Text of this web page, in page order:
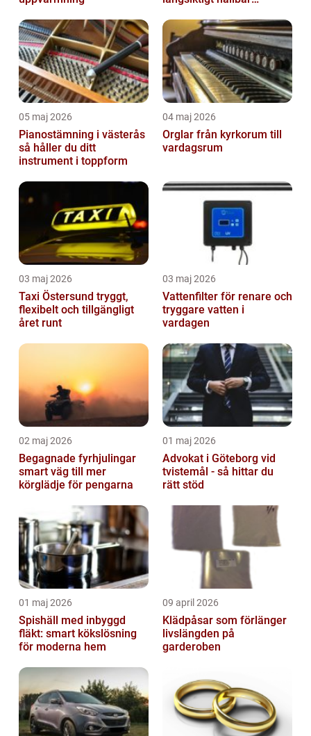
05 maj 2026
Pianostämning i västerås
så håller du ditt
instrument i toppform
04 maj 2026
Orglar från kyrkorum till
vardagsrum
03 maj 2026
Taxi Östersund tryggt,
flexibelt och tillgängligt
året runt
03 maj 2026
Vattenfilter för renare och
tryggare vatten i
vardagen
02 maj 2026
Begagnade fyrhjulingar
smart väg till mer
körglädje för pengarna
01 maj 2026
Advokat i Göteborg vid
tvistemål - så hittar du
rätt stöd
01 maj 2026
Spishäll med inbyggd
fläkt: smart kökslösning
för moderna hem
09 april 2026
Klädpåsar som förlänger
livslängden på
garderoben